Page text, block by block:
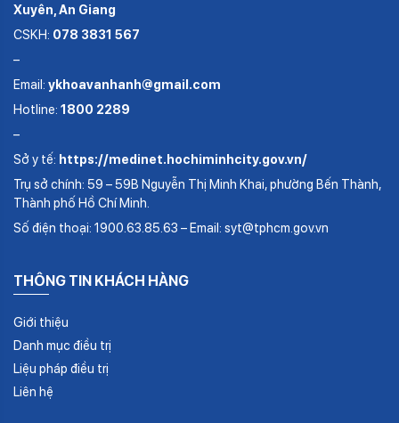
Xuyên, An Giang
CSKH: 078 3831 567
–
Email: ykhoavanhanh@gmail.com
Hotline: 1800 2289
–
Sở y tế: https://medinet.hochiminhcity.gov.vn/
Trụ sở chính: 59 – 59B Nguyễn Thị Minh Khai, phường Bến Thành,
Thành phố Hồ Chí Minh.
Số điện thoại: 1900.63.85.63 – Email: syt@tphcm.gov.vn
THÔNG TIN KHÁCH HÀNG
Giới thiệu
Danh mục điều trị
Liệu pháp điều trị
Liên hệ